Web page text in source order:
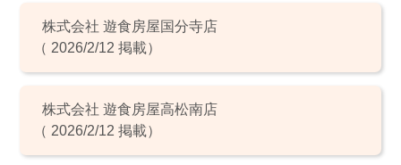
株式会社 遊食房屋国分寺店
（ 2026/2/12 掲載）
株式会社 遊食房屋高松南店
（ 2026/2/12 掲載）